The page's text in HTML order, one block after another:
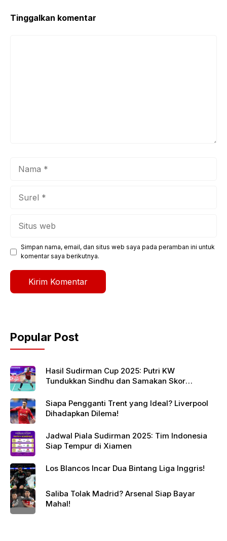
k
Tinggalkan komentar
Simpan nama, email, dan situs web saya pada peramban ini untuk
komentar saya berikutnya.
Popular Post
Hasil Sudirman Cup 2025: Putri KW
Tundukkan Sindhu dan Samakan Skor
Siapa Pengganti Trent yang Ideal? Liverpool
Dihadapkan Dilema!
Jadwal Piala Sudirman 2025: Tim Indonesia
Siap Tempur di Xiamen
Los Blancos Incar Dua Bintang Liga Inggris!
Saliba Tolak Madrid? Arsenal Siap Bayar
Mahal!